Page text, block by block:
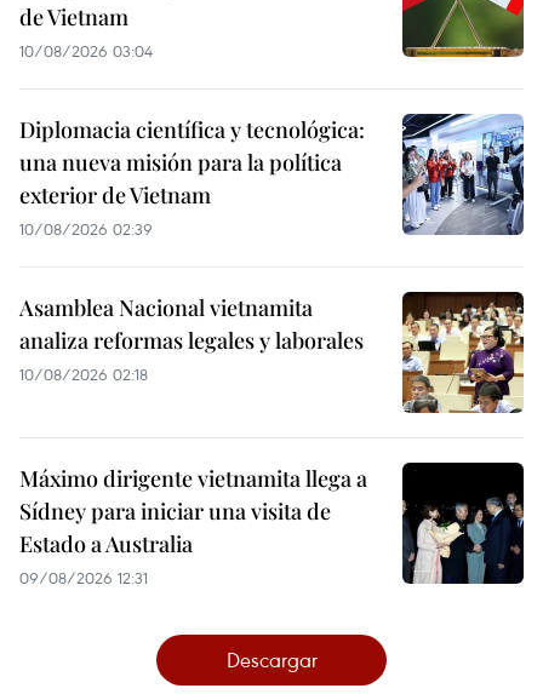
de Vietnam
10/08/2026 03:04
Diplomacia científica y tecnológica:
una nueva misión para la política
exterior de Vietnam
10/08/2026 02:39
Asamblea Nacional vietnamita
analiza reformas legales y laborales
10/08/2026 02:18
Máximo dirigente vietnamita llega a
Sídney para iniciar una visita de
Estado a Australia
09/08/2026 12:31
Descargar